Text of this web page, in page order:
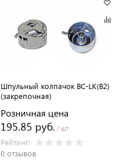
Шпульный колпачок BC-LK(B2)
(закрепочная)
Розничная цена
195.85 руб. / шт
Рейтинг:
0 отзывов